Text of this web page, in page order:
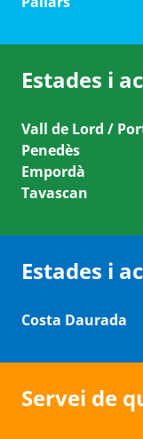
Estades i
Vall de Lord /
Penedès
Empordà
Tavascan
Estades i
Costa Daurada
Servei de